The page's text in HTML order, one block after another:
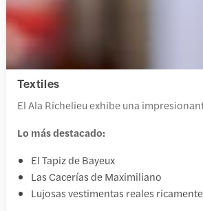
Textiles
El Ala Richelieu exhibe una
Lo más destacado:
El Tapiz de Bayeux
Las Cacerías de Maximiliano
Lujosas vestimentas reales